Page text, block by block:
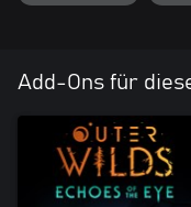
Add-Ons für